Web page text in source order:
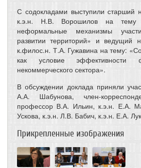
С содокладами выступили старший
к.э.н. Н.В. Ворошилов на тему
неформальные механизмы
развитии территорий» и ведущий
к.филос.н. Т.А. Гужавина на тему:
как условие эффективности
некоммерческого сектора».
В обсуждении доклада приняли
А.А. Шабунова, член-
профессор В.А. Ильин, к.э.н. Е.А.
Ускова, к.э.н. Л.В. Бабич, к.э.н. Е.А.
Прикрепленные изображения